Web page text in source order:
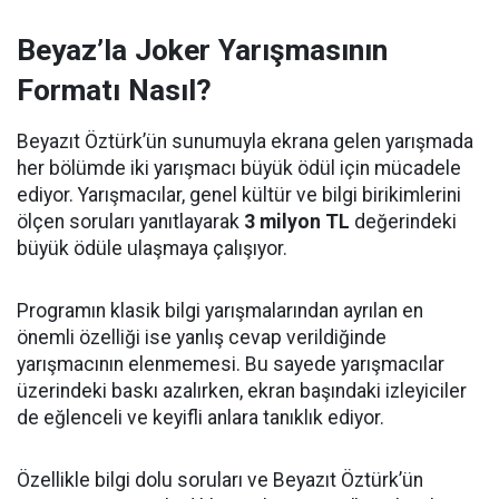
Beyaz’la Joker Yarışmasının
Formatı Nasıl?
Beyazıt Öztürk’ün sunumuyla ekrana gelen yarışmada
her bölümde iki yarışmacı büyük ödül için mücadele
ediyor. Yarışmacılar, genel kültür ve bilgi birikimlerini
ölçen soruları yanıtlayarak 3 milyon TL değerindeki
büyük ödüle ulaşmaya çalışıyor.
Programın klasik bilgi yarışmalarından ayrılan en
önemli özelliği ise yanlış cevap verildiğinde
yarışmacının elenmemesi. Bu sayede yarışmacılar
üzerindeki baskı azalırken, ekran başındaki izleyiciler
de eğlenceli ve keyifli anlara tanıklık ediyor.
Özellikle bilgi dolu soruları ve Beyazıt Öztürk’ün